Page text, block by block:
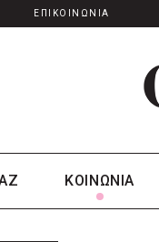
ΕΠΙΚΟΙΝΩΝΙΑ
ΚΟΙΝΩΝΙΑ